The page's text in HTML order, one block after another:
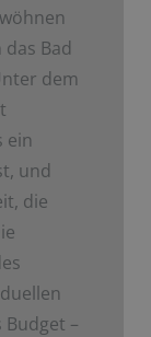
Bad
dem
ein
und
die
–